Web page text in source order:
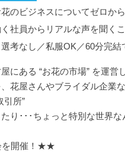
のビジネスについてゼロか
社員からリアルな声を聞く
考なし／私服OK／60分完結
にある “お花の市場” を運営
花屋さんやブライダル企業
引所”
り･･･ちょっと特別な世界な
を開催！★★